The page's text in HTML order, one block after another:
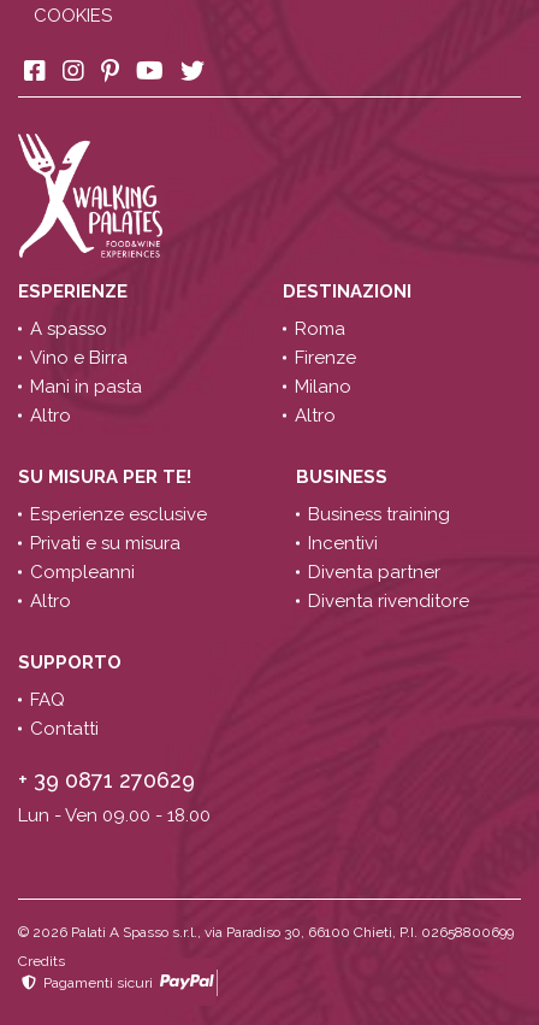
COOKIES
ESPERIENZE
A spasso
Vino e Birra
Mani in pasta
Altro
DESTINAZIONI
Roma
Firenze
Milano
Altro
SU MISURA PER TE!
Esperienze esclusive
Privati e su misura
Compleanni
Altro
BUSINESS
Business training
Incentivi
Diventa partner
Diventa rivenditore
SUPPORTO
FAQ
Contatti
+ 39 0871 270629
Lun - Ven 09.00 - 18.00
© 2026 Palati A Spasso s.r.l., via Paradiso 30, 66100 Chieti, P.I. 02658800699
Credits
Pagamenti sicuri